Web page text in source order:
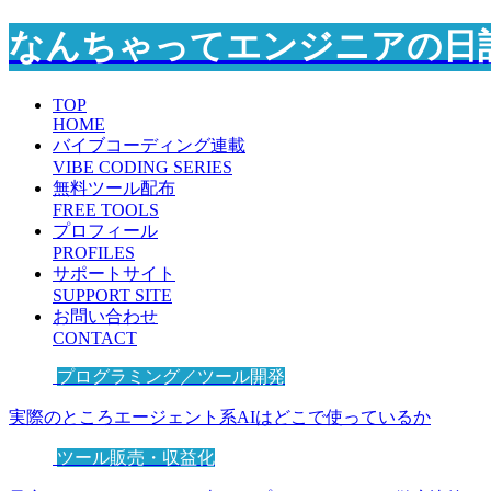
なんちゃってエンジニアの日
TOP
HOME
バイブコーディング連載
VIBE CODING SERIES
無料ツール配布
FREE TOOLS
プロフィール
PROFILES
サポートサイト
SUPPORT SITE
お問い合わせ
CONTACT
プログラミング／ツール開発
実際のところエージェント系AIはどこで使っているか
ツール販売・収益化